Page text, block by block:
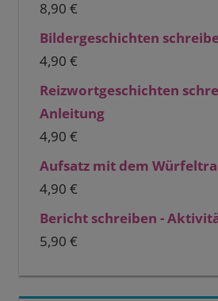
8,90 €
Bildergeschichten
4,90 €
Reizwortgeschichten
Anleitung
4,90 €
Aufsatz mit dem
4,90 €
Bericht schreiben -
5,90 €